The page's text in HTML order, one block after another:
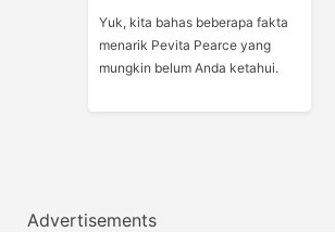
Yuk, kita bahas beberapa fakta
menarik Pevita Pearce yang
mungkin belum Anda ketahui.
Advertisements